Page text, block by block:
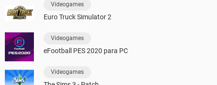
Videogames
Euro Truck Simulator 2
Videogames
eFootball PES 2020 para PC
Videogames